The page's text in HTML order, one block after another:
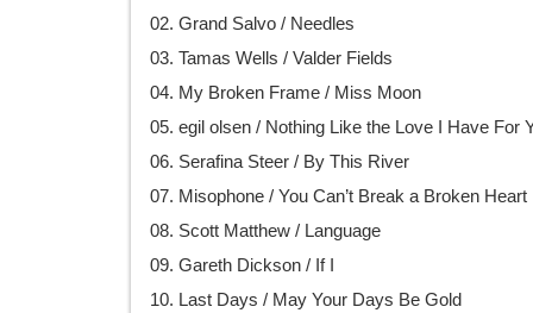
02. Grand Salvo / Needles
03. Tamas Wells / Valder Fields
04. My Broken Frame / Miss Moon
05. egil olsen / Nothing Like the Love I Have For
06. Serafina Steer / By This River
07. Misophone / You Can’t Break a Broken Heart
08. Scott Matthew / Language
09. Gareth Dickson / If I
10. Last Days / May Your Days Be Gold